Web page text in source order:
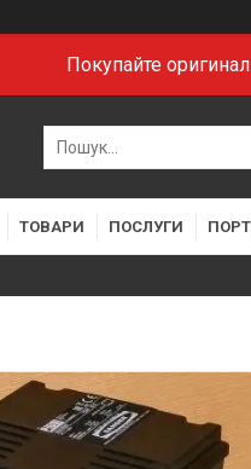
Покупайте
ТОВАРИ ПОСЛУГИ